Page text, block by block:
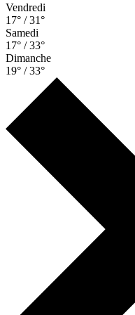
Vendredi
17° / 31°
Samedi
17° / 33°
Dimanche
19° / 33°